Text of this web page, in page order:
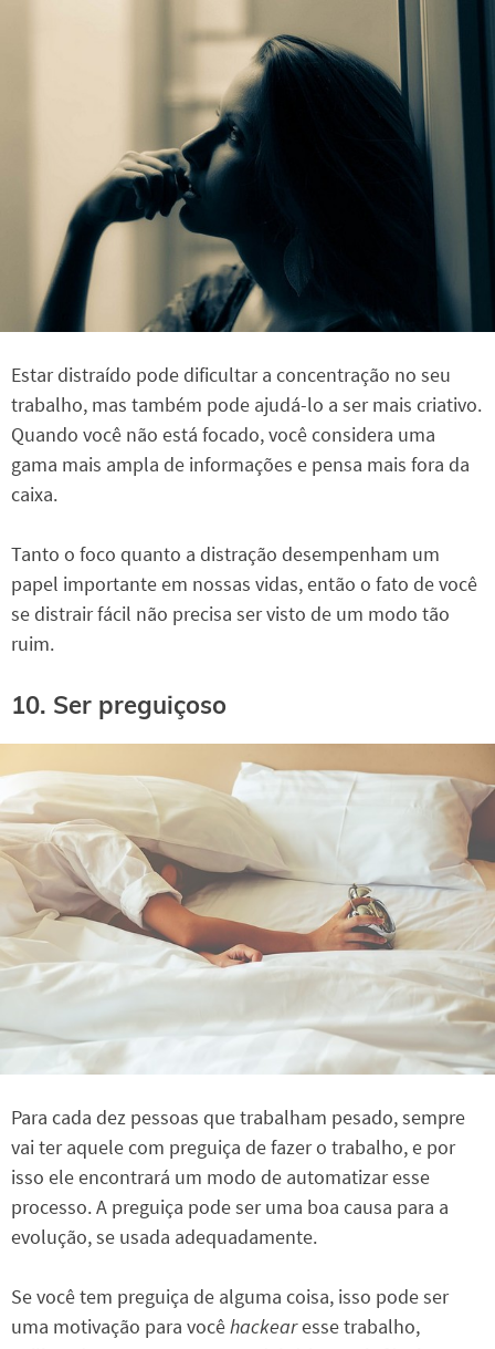
Estar distraído pode dificultar a concentração no seu
trabalho, mas também pode ajudá-lo a ser mais criativo.
Quando você não está focado, você considera uma
gama mais ampla de informações e pensa mais fora da
caixa.
Tanto o foco quanto a distração desempenham um
papel importante em nossas vidas, então o fato de você
se distrair fácil não precisa ser visto de um modo tão
ruim.
10. Ser preguiçoso
Para cada dez pessoas que trabalham pesado, sempre
vai ter aquele com preguiça de fazer o trabalho, e por
isso ele encontrará um modo de automatizar esse
processo. A preguiça pode ser uma boa causa para a
evolução, se usada adequadamente.
Se você tem preguiça de alguma coisa, isso pode ser
uma motivação para vocêhackearesse trabalho,